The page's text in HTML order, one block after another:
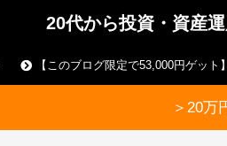
20代から投資・資産
【このブログ限定で53,000円ゲット
＞20万